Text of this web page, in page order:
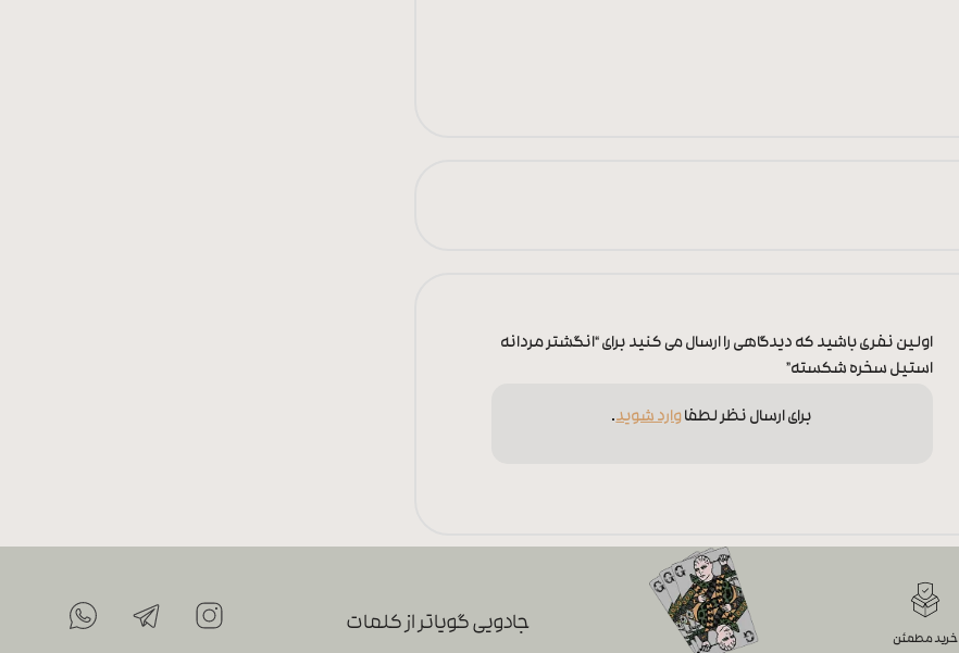
اولین نفری باشید که دیدگاهی را ارسال می کنید برای “انگشتر مردانه
استیل سخره شکسته”
برای ارسال نظر لطفاوارد شوید.
خرید مطمئن
جادویی گویاتر از کلمات